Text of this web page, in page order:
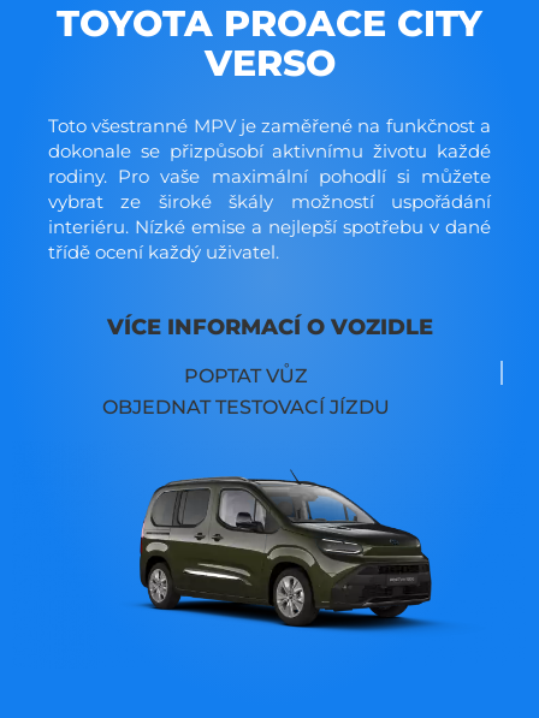
TOYOTA PROACE CITY
VERSO
Toto všestranné MPV je zaměřené na funkčnost a
dokonale se přizpůsobí aktivnímu životu každé
rodiny. Pro vaše maximální pohodlí si můžete
vybrat ze široké škály možností uspořádání
interiéru. Nízké emise a nejlepší spotřebu v dané
třídě ocení každý uživatel.
VÍCE INFORMACÍ O VOZIDLE
POPTAT VŮZ
OBJEDNAT TESTOVACÍ JÍZDU